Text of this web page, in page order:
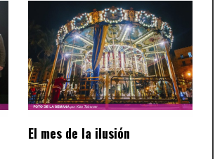
El mes de la ilusión